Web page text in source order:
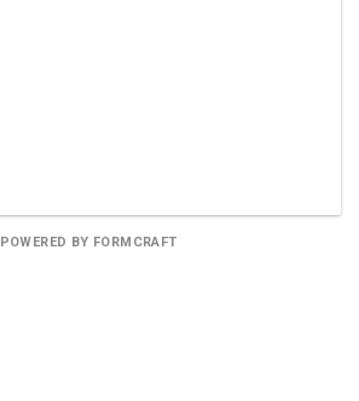
POWERED BY FORMCRAFT